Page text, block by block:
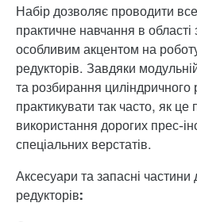
Набір дозволяє проводити
практичне навчання в
особливим акцентом на
редукторів. Завдяки
та розбирання
практикувати так часто, як це
використання дорогих прес-
спеціальних верстатів.
Аксесуари та запасні
редукторів: